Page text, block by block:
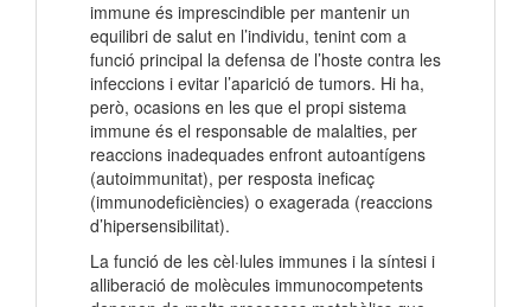
immune és imprescindible per mantenir un
equilibri de salut en l’individu, tenint com a
funció principal la defensa de l’hoste contra les
infeccions i evitar l’aparició de tumors. Hi ha,
però, ocasions en les que el propi sistema
immune és el responsable de malalties, per
reaccions inadequades enfront autoantígens
(autoimmunitat), per resposta ineficaç
(immunodeficiències) o exagerada (reaccions
d’hipersensibilitat).
La funció de les cèl·lules immunes i la síntesi i
alliberació de molècules immunocompetents